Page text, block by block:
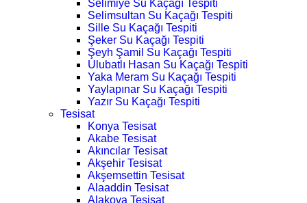
Selimiye Su Kaçağı Tespiti
Selimsultan Su Kaçağı Tespiti
Sille Su Kaçağı Tespiti
Şeker Su Kaçağı Tespiti
Şeyh Şamil Su Kaçağı Tespiti
Ulubatlı Hasan Su Kaçağı Tespiti
Yaka Meram Su Kaçağı Tespiti
Yaylapınar Su Kaçağı Tespiti
Yazır Su Kaçağı Tespiti
Tesisat
Konya Tesisat
Akabe Tesisat
Akıncılar Tesisat
Akşehir Tesisat
Akşemsettin Tesisat
Alaaddin Tesisat
Alakova Tesisat